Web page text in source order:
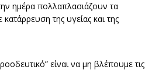
ημέρα πολλαπλασιάζουν τα
της υγείας και της
είναι να μη βλέπουμε τις